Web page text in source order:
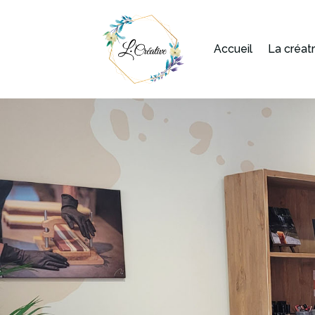
Accueil La